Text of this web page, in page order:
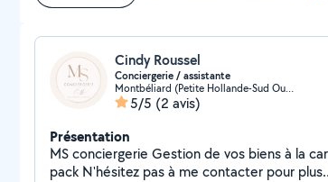
Cindy Roussel
Conciergerie / assistante
Montbéliard (Petite Hollande-Sud Ouest)
5/5 (2 avis)
Présentation
MS conciergerie Gestion de vos biens à la carte ou en
pack N'hésitez pas à me contacter pour plus